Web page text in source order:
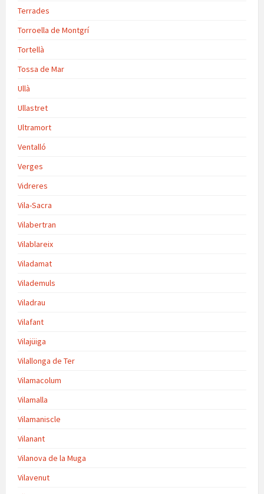
Terrades
Torroella de Montgrí
Tortellà
Tossa de Mar
Ullà
Ullastret
Ultramort
Ventalló
Verges
Vidreres
Vila-Sacra
Vilabertran
Vilablareix
Viladamat
Vilademuls
Viladrau
Vilafant
Vilajüiga
Vilallonga de Ter
Vilamacolum
Vilamalla
Vilamaniscle
Vilanant
Vilanova de la Muga
Vilavenut